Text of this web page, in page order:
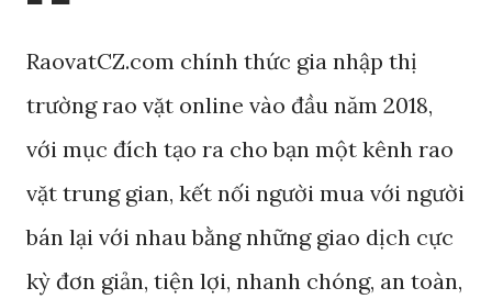
RaovatCZ.com chính thức gia nhập thị
trường rao vặt online vào đầu năm 2018,
với mục đích tạo ra cho bạn một kênh rao
vặt trung gian, kết nối người mua với người
bán lại với nhau bằng những giao dịch cực
kỳ đơn giản, tiện lợi, nhanh chóng, an toàn,